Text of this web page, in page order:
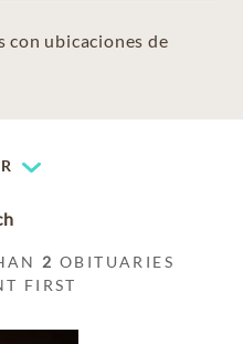
ubicaciones de
2 OBITUARIES
FIRST